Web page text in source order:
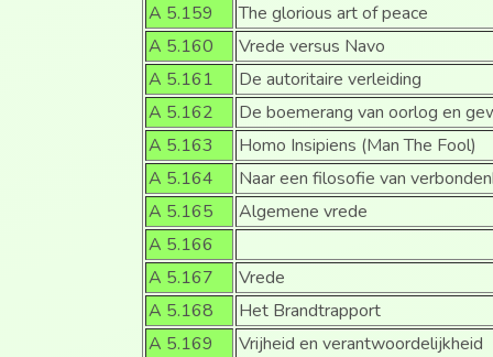
A 5.159
The glorious art of peace
A 5.160
Vrede versus Navo
A 5.161
De autoritaire verleiding
A 5.162
De boemerang van oorlog en
A 5.163
Homo Insipiens (Man The Fool)
A 5.164
Naar een filosofie van
A 5.165
Algemene vrede
A 5.166
A 5.167
Vrede
A 5.168
Het Brandtrapport
A 5.169
Vrijheid en verantwoordelijkheid